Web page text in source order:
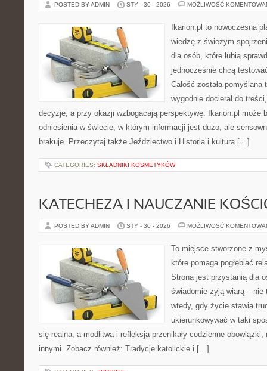
POSTED BY ADMIN STY - 30 - 2026 MOŻLIWOŚĆ
Ikarion.pl to nowoczesna
wiedzę z świeżym
dla osób, które lubią
jednocześnie chcą
Całość została
wygodnie docierał do
decyzje, a przy okazji wzbogacają perspektywę. Ikarion.pl może
odniesienia w świecie, w którym informacji jest dużo, ale
brakuje. Przeczytaj także Jeździectwo i Historia i kultura […]
CATEGORIES: SKŁADNIKI KOSMETYKÓW
KATECHEZA I NAUCZANIE
POSTED BY ADMIN STY - 30 - 2026 MOŻLIWOŚĆ
To miejsce stworzone z
które pomaga pogłębiać
Strona jest przystanią dla
świadomie żyją wiarą –
wtedy, gdy życie stawia
ukierunkowywać w taki
się realna, a modlitwa i refleksja przenikały codzienne
innymi. Zobacz również: Tradycje katolickie i […]